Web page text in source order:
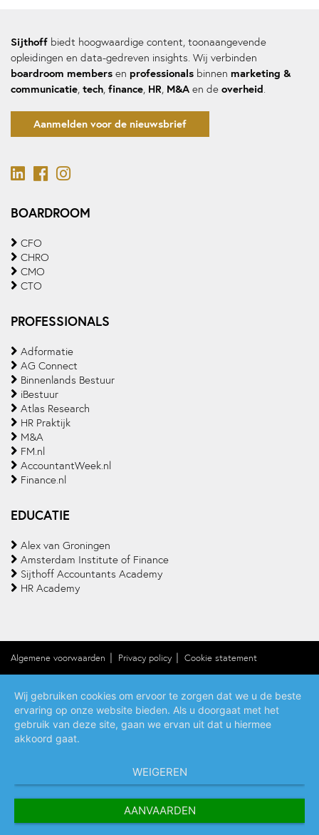
Sijthoff biedt hoogwaardige content, toonaangevende
opleidingen en data-gedreven insights. Wij verbinden
boardroom members en professionals binnen marketing &
communicatie, tech, finance, HR, M&A en de overheid.
Aanmelden voor de nieuwsbrief
BOARDROOM
CFO
CHRO
CMO
CTO
PROFESSIONALS
Adformatie
AG Connect
Binnenlands Bestuur
iBestuur
Atlas Research
HR Praktijk
M&A
FM.nl
AccountantWeek.nl
Finance.nl
EDUCATIE
Alex van Groningen
Amsterdam Institute of Finance
Sijthoff Accountants Academy
HR Academy
Algemene voorwaarden Privacy policy Cookie statement
Wij gebruiken cookies om ervoor te zorgen dat we u de beste
ervaring op onze website bieden. Als u doorgaat met het
gebruik van deze site, gaan we ervan uit dat u hiermee
akkoord gaat.
WEIGEREN
AANVAARDEN